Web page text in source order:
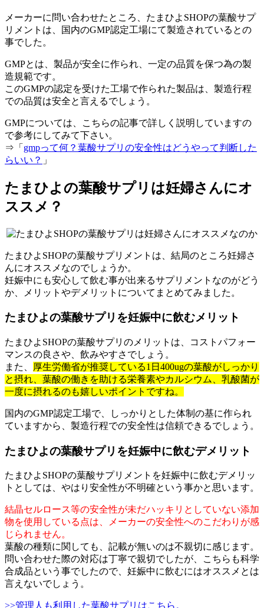
メーカーに問い合わせたところ、たまひよSHOPの葉酸サプ
リメントは、国内のGMP認定工場にて製造されているとの
事でした。
GMPとは、製品が安全に作られ、一定の品質を保つ為の製
造規範です。
このGMPの認定を受けた工場で作られた製品は、製造行程
での品質は安全と言えるでしょう。
GMPについては、こちらの記事で詳しく説明していますの
で参考にしてみて下さい。
⇒「 gmpって何？葉酸サプリの安全性はどうやって判断した
らいい？ 」
たまひよの葉酸サプリは妊婦さんにオ
ススメ？
たまひよSHOPの葉酸サプリメントは、結局のところ妊婦さ
んにオススメなのでしょうか。
妊娠中にも安心して飲む事が出来るサプリメントなのがどう
か、メリットやデメリットについてまとめてみました。
たまひよの葉酸サプリを妊娠中に飲むメリット
たまひよSHOPの葉酸サプリのメリットは、コストパフォー
マンスの良さや、飲みやすさでしょう。
また、
厚生労働省が推奨している1日400ugの葉酸がしっかり
と摂れ、葉酸の働きを助ける栄養素やカルシウム、乳酸菌が
一度に摂れるのも嬉しいポイントですね。
国内のGMP認定工場で、しっかりとした体制の基に作られ
ていますから、製造行程での安全性は信頼できるでしょう。
たまひよの葉酸サプリを妊娠中に飲むデメリット
たまひよSHOPの葉酸サプリメントを妊娠中に飲むデメリッ
トとしては、やはり安全性が不明確という事かと思います。
結晶セルロース等の安全性が未だハッキリとしていない添加
物を使用している点は、メーカーの安全性へのこだわりが感
じられません。
葉酸の種類に関しても、記載が無いのは不親切に感じます。
問い合わせた際の対応は丁寧で親切でしたが、こちらも科学
合成品という事でしたので、妊娠中に飲むにはオススメとは
言えないでしょう。
>>管理人も利用した葉酸サプリはこちら。